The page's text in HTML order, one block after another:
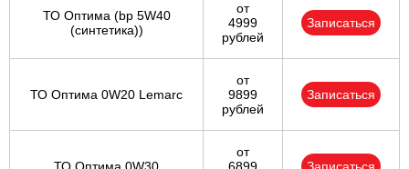
ТО Оптима (bp 5W40
(синтетика))
от
4999
рублей
Записаться
ТО Оптима 0W20 Lemarc
от
9899
рублей
Записаться
от